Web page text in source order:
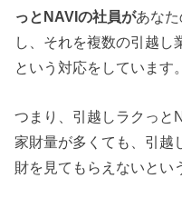
っとNAVIの社員があな
し、それを複数の引越し
という対応をしています。
つまり、引越しラクっと
家財量が多くても、引越
財を見てもらえないとい